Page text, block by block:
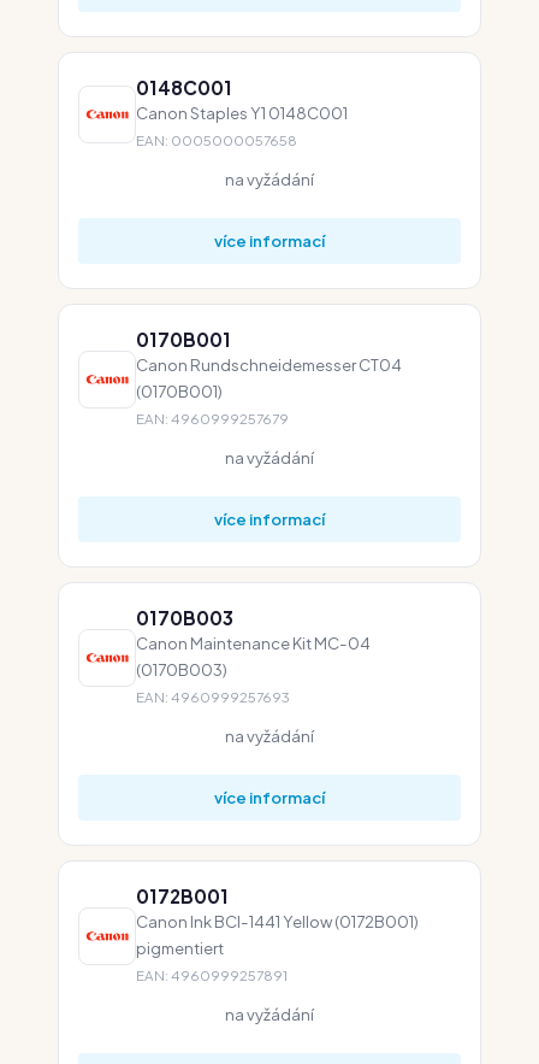
0148C001
Canon Staples Y1 0148C001
EAN: 0005000057658
na vyžádání
více informací
0170B001
Canon Rundschneidemesser CT04
(0170B001)
EAN: 4960999257679
na vyžádání
více informací
0170B003
Canon Maintenance Kit MC-04
(0170B003)
EAN: 4960999257693
na vyžádání
více informací
0172B001
Canon Ink BCI-1441 Yellow (0172B001)
pigmentiert
EAN: 4960999257891
na vyžádání